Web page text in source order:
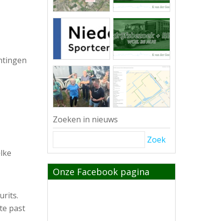
past
Zoeken in nieuws
Zoek
Onze Facebook pagina